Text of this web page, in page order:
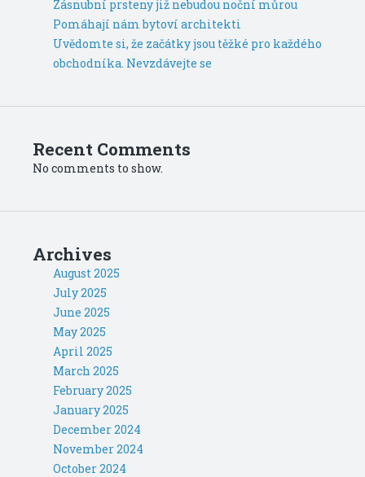
Zásnubní prsteny již nebudou noční můrou
Pomáhají nám bytoví architekti
Uvědomte si, že začátky jsou těžké pro každého
obchodníka. Nevzdávejte se
Recent Comments
No comments to show.
Archives
August 2025
July 2025
June 2025
May 2025
April 2025
March 2025
February 2025
January 2025
December 2024
November 2024
October 2024